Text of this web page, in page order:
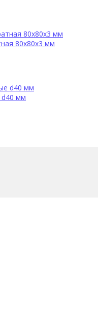
80х80х3 мм
d40 мм